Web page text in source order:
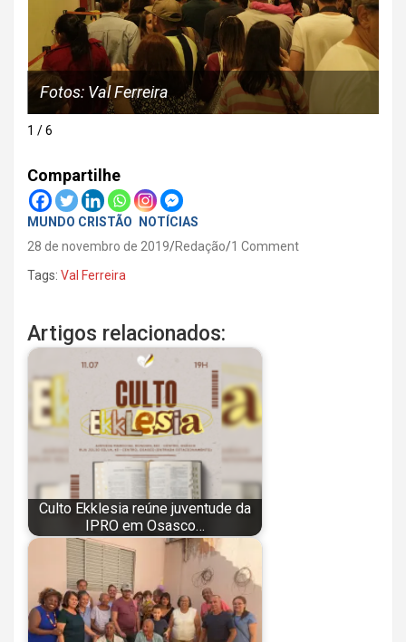
Fotos: Val Ferreira
1 / 6
Compartilhe
MUNDO CRISTÃO
NOTÍCIAS
28 de novembro de 2019 Redação 1 Comment
Tags: Val Ferreira
Artigos relacionados:
Culto Ekklesia reúne juventude da
IPRO em Osasco…